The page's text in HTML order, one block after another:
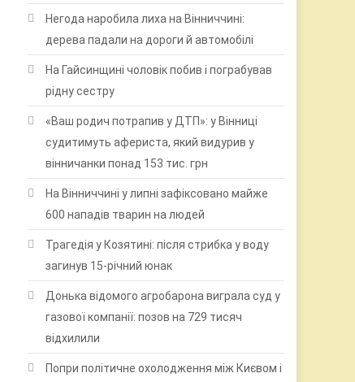
Негода наробила лиха на Вінниччині:
дерева падали на дороги й автомобілі
На Гайсинщині чоловік побив і пограбував
рідну сестру
«Ваш родич потрапив у ДТП»: у Вінниці
судитимуть афериста, який видурив у
вінничанки понад 153 тис. грн
На Вінниччині у липні зафіксовано майже
600 нападів тварин на людей
Трагедія у Козятині: після стрибка у воду
загинув 15-річний юнак
Донька відомого агробарона виграла суд у
газової компанії: позов на 729 тисяч
відхилили
Попри політичне охолодження між Києвом і